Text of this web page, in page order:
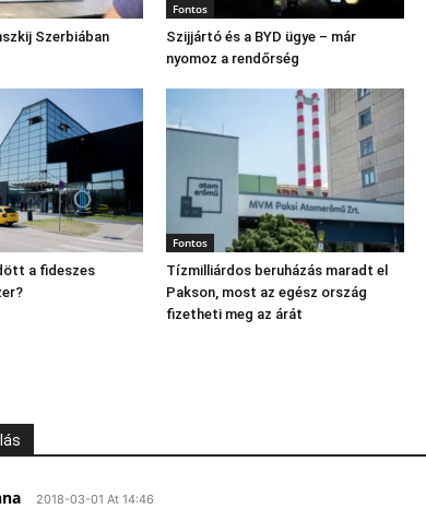
Szerbiában
Fontos
Szijjártó és a BYD ügye – már
nyomoz a rendőrség
a fideszes
Fontos
Tízmilliárdos beruházás maradt el
Pakson, most az egész ország
fizetheti meg az árát
2018-03-01 At 14:46